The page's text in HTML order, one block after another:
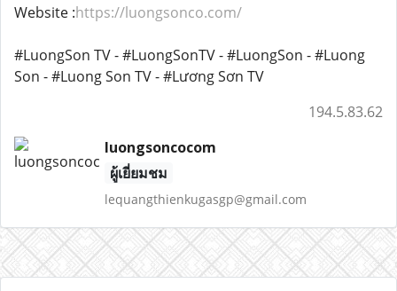
Website :https://luongsonco.com/
#LuongSon TV - #LuongSonTV - #LuongSon - #Luong
Son - #Luong Son TV - #Lương Sơn TV
194.5.83.62
luongsoncocom
ผู้เยี่ยมชม
lequangthienkugasgp@gmail.com